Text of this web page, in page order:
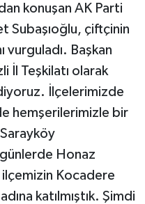
konuşan AK Parti
Subaşıoğlu, çiftçinin
vurguladı. Başkan
İl Teşkilatı olarak
İlçelerimizde
hemşerilerimizle bir
Honaz
Kocadere
katılmıştık. Şimdi